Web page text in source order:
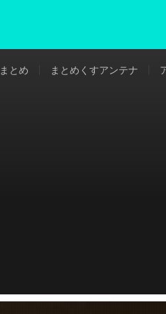
とめ まとめくすアンテナ